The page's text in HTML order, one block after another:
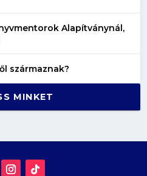
Alapítványnál,
származnak?
MINKET